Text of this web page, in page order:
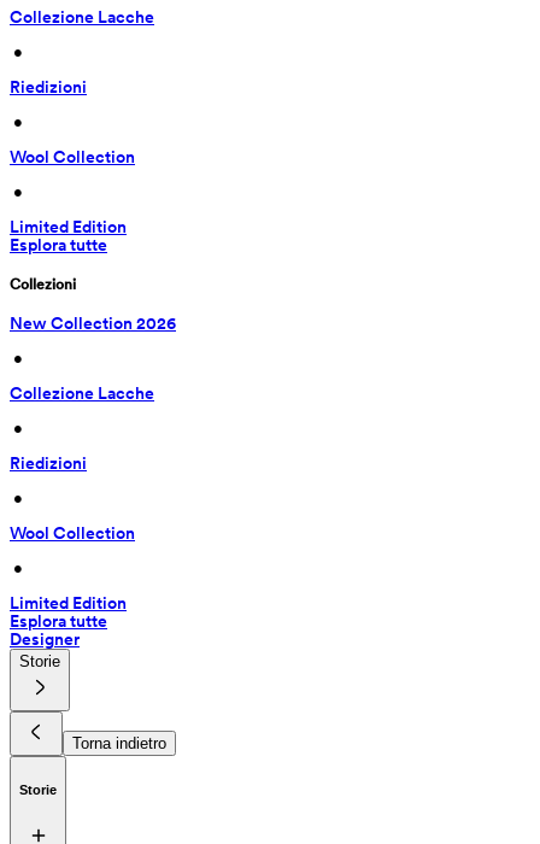
Collezione Lacche
•
Riedizioni
•
Wool Collection
•
Limited Edition
Esplora tutte
Collezioni
New Collection 2026
•
Collezione Lacche
•
Riedizioni
•
Wool Collection
•
Limited Edition
Esplora tutte
Designer
Storie
Torna indietro
Storie